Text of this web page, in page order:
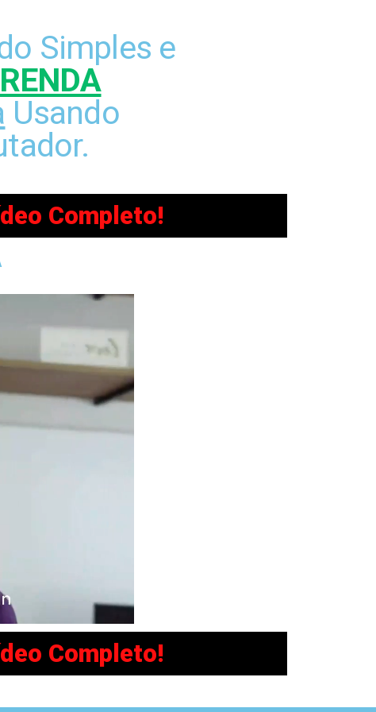
Simples e
Usando
Completo!
Completo!